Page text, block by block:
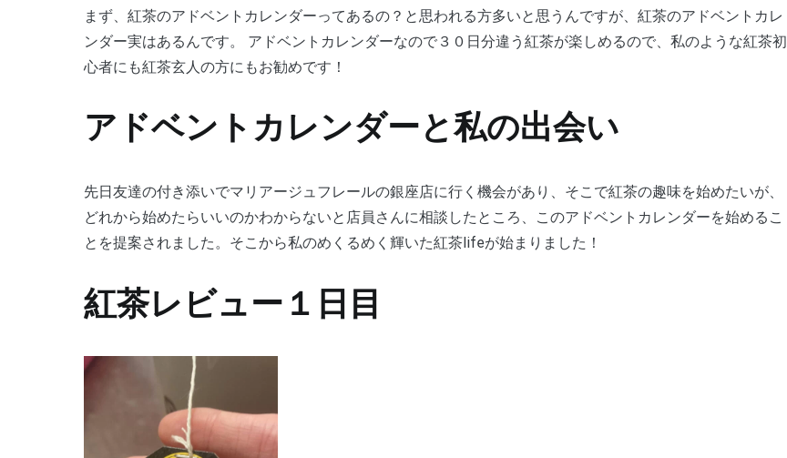
まず、紅茶のアドベントカレンダーってあるの？と思われる方多いと思うんですが、紅茶のアドベントカレ
ンダー実はあるんです。 アドベントカレンダーなので３０日分違う紅茶が楽しめるので、私のような紅茶初
心者にも紅茶玄人の方にもお勧めです！
アドベントカレンダーと私の出会い
先日友達の付き添いでマリアージュフレールの銀座店に行く機会があり、そこで紅茶の趣味を始めたいが、
どれから始めたらいいのかわからないと店員さんに相談したところ、このアドベントカレンダーを始めるこ
とを提案されました。そこから私のめくるめく輝いた紅茶lifeが始まりました！
紅茶レビュー１日目